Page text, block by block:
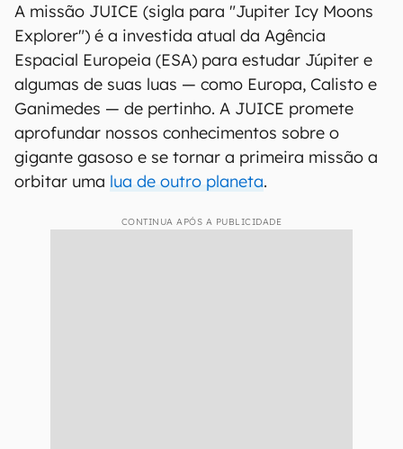
A missão JUICE (sigla para "Jupiter Icy Moons
Explorer") é a investida atual da Agência
Espacial Europeia (ESA) para estudar Júpiter e
algumas de suas luas — como Europa, Calisto e
Ganimedes — de pertinho. A JUICE promete
aprofundar nossos conhecimentos sobre o
gigante gasoso e se tornar a primeira missão a
orbitar uma lua de outro planeta.
CONTINUA APÓS A PUBLICIDADE